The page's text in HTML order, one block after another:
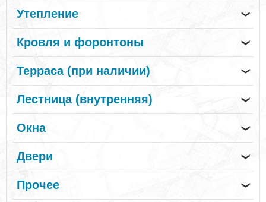
Утепление ❯
Кровля и форонтоны ❯
Терраса (при наличии) ❯
Лестница (внутренняя) ❯
Окна ❯
Двери ❯
Прочее ❯